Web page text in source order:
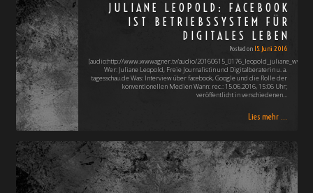
JULIANE LEOPOLD: FACEBOOK
IST BETRIEBSSYSTEM FÜR
DIGITALES LEBEN
Posted on 15. Juni 2016
[audio:http://www.wwwagner.tv/audio/
Wer: Juliane Leopold, Freie Journalistin und Digitalberaterin u. a.
tagesschau.de Was: Interview über facebook, Google und die Rolle der
konventionellen Medien Wann: rec.: 15.06.2016, 15:06 Uhr;
veröffentlicht in verschiedenen…
Lies mehr ...